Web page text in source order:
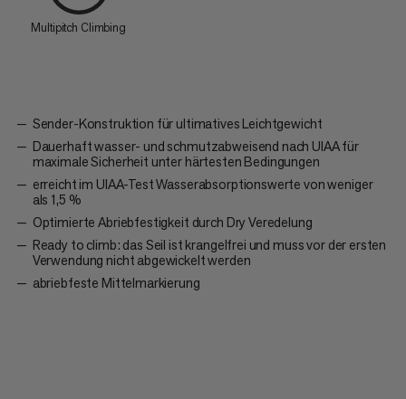
Multipitch Climbing
Sender-Konstruktion für ultimatives Leichtgewicht
Dauerhaft wasser- und schmutzabweisend nach UIAA für
maximale Sicherheit unter härtesten Bedingungen
erreicht im UIAA-Test Wasserabsorptionswerte von weniger
als 1,5 %
Optimierte Abriebfestigkeit durch Dry Veredelung
Ready to climb: das Seil ist krangelfrei und muss vor der ersten
Verwendung nicht abgewickelt werden
abriebfeste Mittelmarkierung